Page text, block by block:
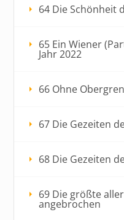
64 Die Schönheit
65 Ein Wiener
Jahr 2022
66 Ohne
67 Die Gezeiten
68 Die Gezeiten
69 Die größte
angebrochen